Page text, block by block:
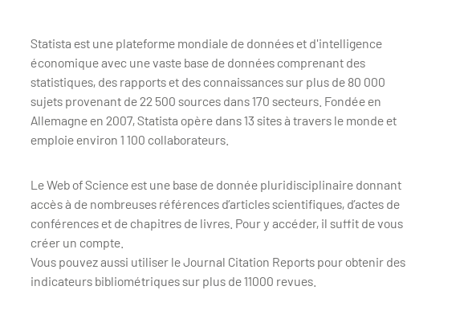
Statista est une plateforme mondiale de données et d'intelligence
économique avec une vaste base de données comprenant des
statistiques, des rapports et des connaissances sur plus de 80 000
sujets provenant de 22 500 sources dans 170 secteurs. Fondée en
Allemagne en 2007, Statista opère dans 13 sites à travers le monde et
emploie environ 1 100 collaborateurs.
Le Web of Science est une base de donnée pluridisciplinaire donnant
accès à de nombreuses références d’articles scientifiques, d’actes de
conférences et de chapitres de livres. Pour y accéder, il suffit de vous
créer un compte.
Vous pouvez aussi utiliser le Journal Citation Reports pour obtenir des
indicateurs bibliométriques sur plus de 11000 revues.